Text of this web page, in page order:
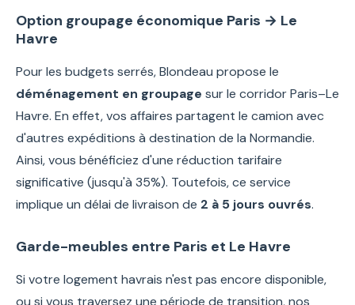
Option groupage économique Paris → Le
Havre
Pour les budgets serrés, Blondeau propose le
déménagement en groupage sur le corridor Paris–Le
Havre. En effet, vos affaires partagent le camion avec
d'autres expéditions à destination de la Normandie.
Ainsi, vous bénéficiez d'une réduction tarifaire
significative (jusqu'à 35%). Toutefois, ce service
implique un délai de livraison de 2 à 5 jours ouvrés.
Garde-meubles entre Paris et Le Havre
Si votre logement havrais n'est pas encore disponible,
ou si vous traversez une période de transition, nos